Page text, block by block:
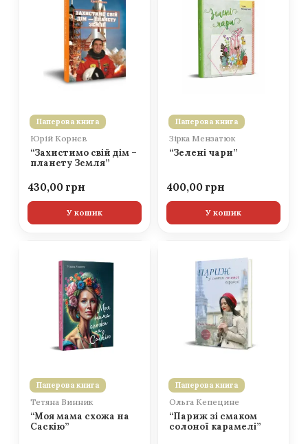
Паперова книга
Юрій Корнєв
“Захистимо свій дім –
планету Земля”
430,00
У кошик
Паперова книга
Зірка Мензатюк
“Зелені чари”
400,00
У кошик
Паперова книга
Тетяна Винник
“Моя мама схожа на
Саскію”
Паперова книга
Ольга Кепецине
“Париж зі смаком
солоної карамелі”